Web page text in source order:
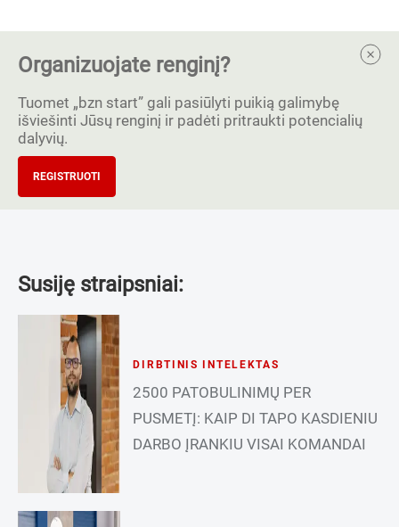
Organizuojate renginį?
Tuomet „bzn start” gali pasiūlyti puikią galimybę
išviešinti Jūsų renginį ir padėti pritraukti potencialių
dalyvių.
REGISTRUOTI
Susiję straipsniai:
DIRBTINIS INTELEKTAS
2500 PATOBULINIMŲ PER
PUSMETĮ: KAIP DI TAPO KASDIENIU
DARBO ĮRANKIU VISAI KOMANDAI